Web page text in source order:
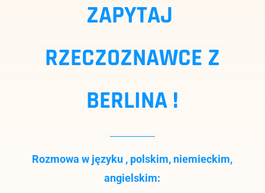
ZAPYTAJ
RZECZOZNAWCE Z
BERLINA !
Rozmowa w języku , polskim, niemieckim,
angielskim: